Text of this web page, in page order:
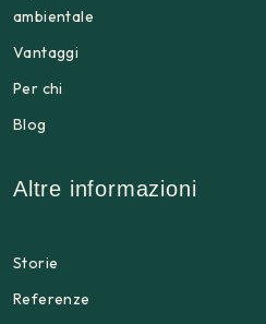
ambientale
Vantaggi
Per chi
Blog
Altre informazioni
Storie
Referenze